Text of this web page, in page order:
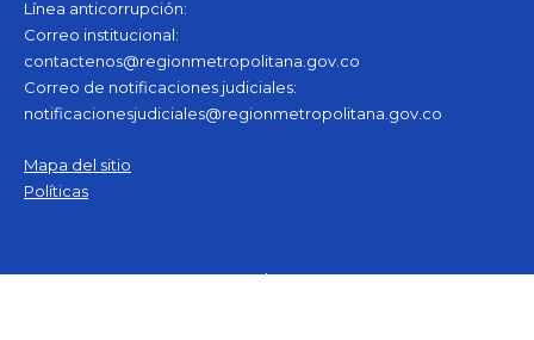
Línea anticorrupción:
Correo institucional:
contactenos@regionmetropolitana.gov.co
Correo de notificaciones judiciales:
notificacionesjudiciales@regionmetropolitana.gov.co
Pie de página
Mapa del sitio
Políticas